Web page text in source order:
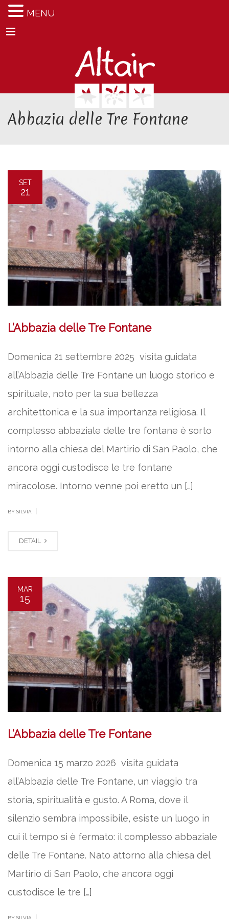
Menu
Abbazia delle Tre Fontane
SET
21
L’Abbazia delle Tre Fontane
Domenica 21 settembre 2025 visita guidata
all’Abbazia delle Tre Fontane un luogo storico e
spirituale, noto per la sua bellezza
architettonica e la sua importanza religiosa. Il
complesso abbaziale delle tre fontane è sorto
intorno alla chiesa del Martirio di San Paolo, che
ancora oggi custodisce le tre fontane
miracolose. Intorno venne poi eretto un […]
BY SILVIA
DETAIL
MAR
15
L’Abbazia delle Tre Fontane
Domenica 15 marzo 2026 visita guidata
all’Abbazia delle Tre Fontane, un viaggio tra
storia, spiritualità e gusto. A Roma, dove il
silenzio sembra impossibile, esiste un luogo in
cui il tempo si è fermato: il complesso abbaziale
delle Tre Fontane. Nato attorno alla chiesa del
Martirio di San Paolo, che ancora oggi
custodisce le tre […]
MENU